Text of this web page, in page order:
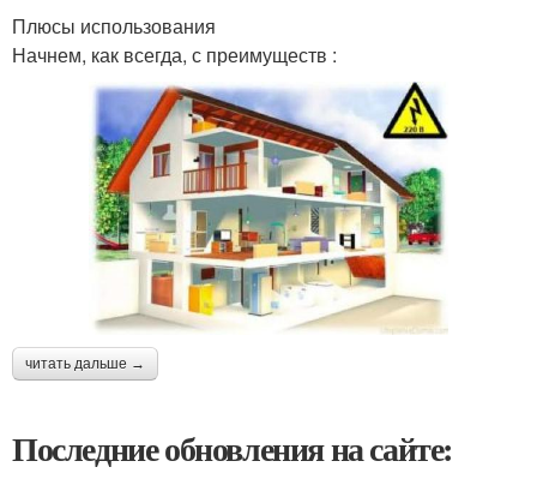
Плюсы использования
Начнем, как всегда, с преимуществ :
читать дальше →
Последние обновления на сайте: